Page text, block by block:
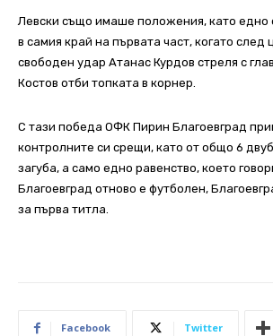
Левски също имаше положения, като едно
в самия край на първата част, когато след
свободен удар Атанас Курдов стреля с
Костов отби топката в корнер.
С тази победа ОФК Пирин Благоевград
контролните си срещи, като от общо 6
загуба, а само едно равенство, което
Благоевград отново е футболен,
за първа титла.
Facebook Twitter